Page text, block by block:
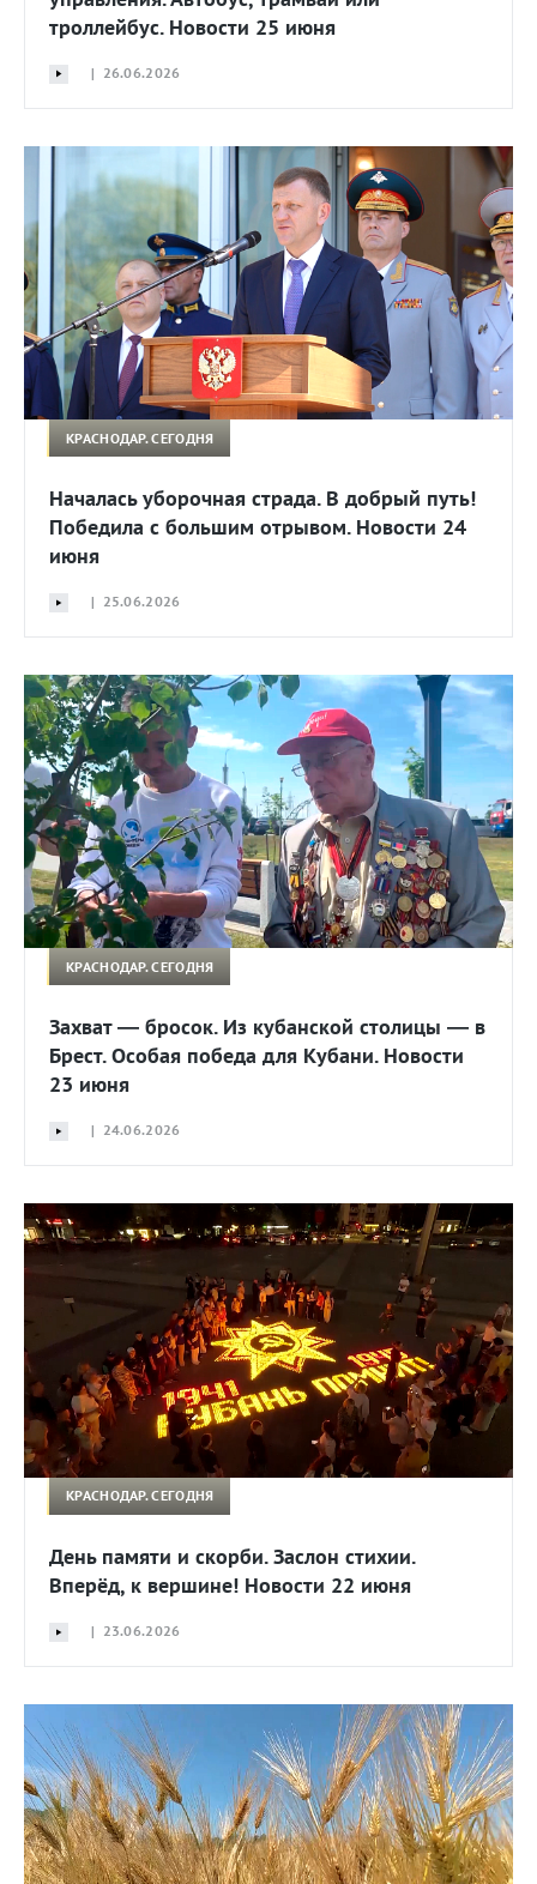
троллейбус. Новости 25 июня
| 26.06.2026
КРАСНОДАР. СЕГОДНЯ
Началась уборочная страда. В добрый путь!
Победила с большим отрывом. Новости 24
июня
| 25.06.2026
КРАСНОДАР. СЕГОДНЯ
Захват — бросок. Из кубанской столицы — в
Брест. Особая победа для Кубани. Новости
23 июня
| 24.06.2026
КРАСНОДАР. СЕГОДНЯ
День памяти и скорби. Заслон стихии.
Вперёд, к вершине! Новости 22 июня
| 23.06.2026